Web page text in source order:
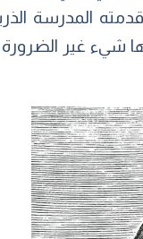
المدرسة
شيء غير